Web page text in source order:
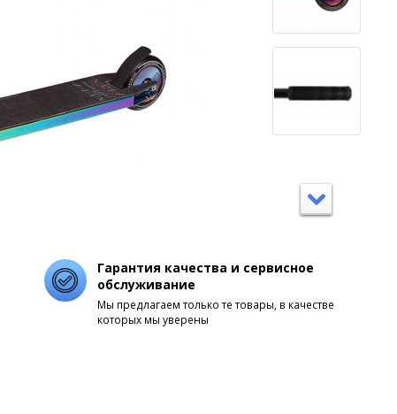
Гарантия качества и сервисное
обслуживание
Мы предлагаем только те товары, в качестве
которых мы уверены